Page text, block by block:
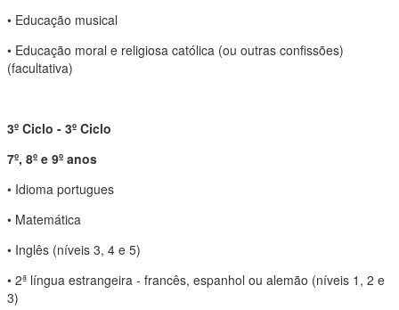
• Educação musical
• Educação moral e religiosa católica (ou outras confissões)
(facultativa)
3º Ciclo - 3º Ciclo
7º, 8º e 9º anos
• Idioma portugues
• Matemática
• Inglês (níveis 3, 4 e 5)
• 2ª língua estrangeira - francês, espanhol ou alemão (níveis 1, 2 e
3)